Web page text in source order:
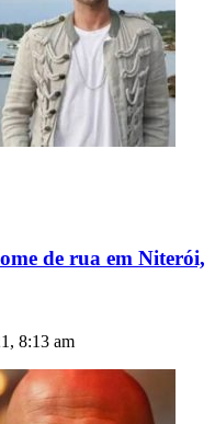
de rua em Niterói,
8:13 am